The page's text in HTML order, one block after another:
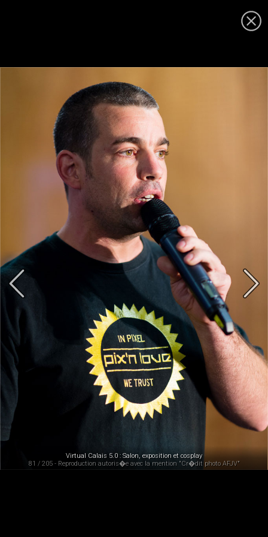
Virtual Calais 5.0 : Salon, exposition et cosplay
81 / 205 - Reproduction autoris�e avec la mention "Cr�dit photo AFJV"